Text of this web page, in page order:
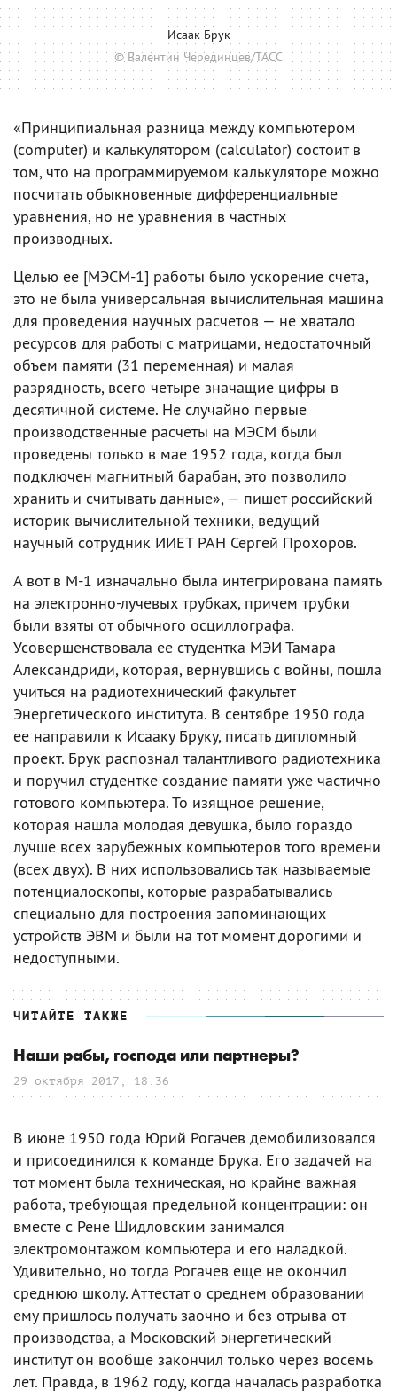
Исаак Брук
© Валентин Черединцев/ТАСС
«Принципиальная разница между компьютером
(computer) и калькулятором (calculator) состоит в
том, что на программируемом калькуляторе можно
посчитать обыкновенные дифференциальные
уравнения, но не уравнения в частных
производных.
Целью ее [МЭСМ-1] работы было ускорение счета,
это не была универсальная вычислительная машина
для проведения научных расчетов — не хватало
ресурсов для работы с матрицами, недостаточный
объем памяти (31 переменная) и малая
разрядность, всего четыре значащие цифры в
десятичной системе. Не случайно первые
производственные расчеты на МЭСМ были
проведены только в мае 1952 года, когда был
подключен магнитный барабан, это позволило
хранить и считывать данные», — пишет российский
историк вычислительной техники, ведущий
научный сотрудник ИИЕТ РАН Сергей Прохоров.
А вот в М-1 изначально была интегрирована память
на электронно-лучевых трубках, причем трубки
были взяты от обычного осциллографа.
Усовершенствовала ее студентка МЭИ Тамара
Александриди, которая, вернувшись с войны, пошла
учиться на радиотехнический факультет
Энергетического института. В сентябре 1950 года
ее направили к Исааку Бруку, писать дипломный
проект. Брук распознал талантливого радиотехника
и поручил студентке создание памяти уже частично
готового компьютера. То изящное решение,
которая нашла молодая девушка, было гораздо
лучше всех зарубежных компьютеров того времени
(всех двух). В них использовались так называемые
потенциалоскопы, которые разрабатывались
специально для построения запоминающих
устройств ЭВМ и были на тот момент дорогими и
недоступными.
ЧИТАЙТЕ ТАКЖЕ
Наши рабы, господа или партнеры?
29 октября 2017, 18:36
В июне 1950 года Юрий Рогачев демобилизовался
и присоединился к команде Брука. Его задачей на
тот момент была техническая, но крайне важная
работа, требующая предельной концентрации: он
вместе с Рене Шидловским занимался
электромонтажом компьютера и его наладкой.
Удивительно, но тогда Рогачев еще не окончил
среднюю школу. Аттестат о среднем образовании
ему пришлось получать заочно и без отрыва от
производства, а Московский энергетический
институт он вообще закончил только через восемь
лет. Правда, в 1962 году, когда началась разработка